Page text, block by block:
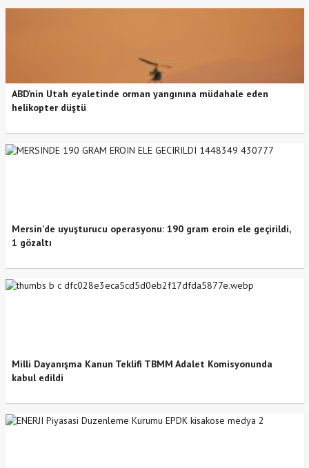
ABD’nin Utah eyaletinde orman yangınına müdahale eden
helikopter düştü
Mersin’de uyuşturucu operasyonu: 190 gram eroin ele geçirildi,
1 gözaltı
Milli Dayanışma Kanun Teklifi TBMM Adalet Komisyonunda
kabul edildi